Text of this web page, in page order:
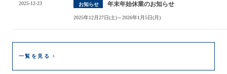
2025-12-23 お知らせ 年末年始休業のお知らせ
2025年12月27日(土)～2026年1月5日(月)
一覧を見る